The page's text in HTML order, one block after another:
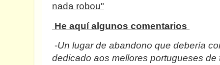
nada robou"
He aquí algunos comentarios
-Un lugar de abandono que debería
dedicado aos mellores portugueses